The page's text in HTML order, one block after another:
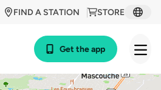
STORE
FIND A STATION
Get the app